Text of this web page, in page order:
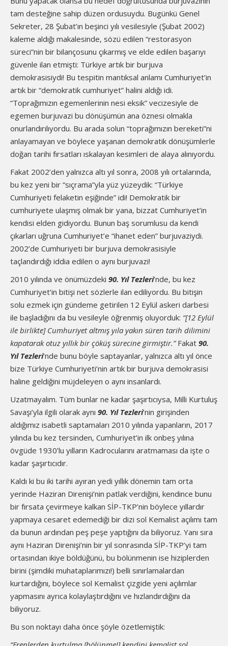
tam desteğine sahip düzen ordusuydu. Bugünkü Genel
Sekreter, 28 Şubat’ın beşinci yılı vesilesiyle (Şubat 2002)
kaleme aldığı makalesinde, sözü edilen “restorasyon
süreci”nin bir bilançosunu çıkarmış ve elde edilen başarıyı
güvenle ilan etmişti: Türkiye artık bir burjuva
demokrasisiydi! Bu tespitin mantıksal anlamı Cumhuriyet’in
artık bir “demokratik cumhuriyet” halini aldığı idi.
“Toprağımızın egemenlerinin nesi eksik” vecizesiyle de
egemen burjuvazi bu dönüşümün ana öznesi olmakla
onurlandırılıyordu. Bu arada solun “toprağımızın bereketi”ni
anlayamayan ve böylece yaşanan demokratik dönüşümlerle
doğan tarihi fırsatları ıskalayan kesimleri de alaya alınıyordu.
Fakat 2002’den yalnızca altı yıl sonra, 2008 yılı ortalarında,
bu kez yeni bir “sıçrama”yla yüz yüzeydik: “Türkiye
Cumhuriyeti felaketin eşiğinde” idi! Demokratik bir
cumhuriyete ulaşmış olmak bir yana, bizzat Cumhuriyet’in
kendisi elden gidiyordu. Bunun baş sorumlusu da kendi
çıkarları uğruna Cumhuriyet’e “ihanet eden” burjuvaziydi.
2002’de Cumhuriyeti bir burjuva demokrasisiyle
taçlandırdığı iddia edilen o aynı burjuvazi!
2010 yılında ve önümüzdeki 90. Yıl Tezleri’nde, bu kez
Cumhuriyet’in bitişi net sözlerle ilan ediliyordu. Bu bitişin
solu ezmek için gündeme getirilen 12 Eylül askeri darbesi
ile başladığını da bu vesileyle öğrenmiş oluyorduk: “[12 Eylül
ile birlikte] Cumhuriyet altmış yıla yakın süren tarih dilimini
kapatarak otuz yıllık bir çöküş sürecine girmiştir.”Fakat 90.
Yıl Tezleri’nde bunu böyle saptayanlar, yalnızca altı yıl önce
bize Türkiye Cumhuriyeti’nin artık bir burjuva demokrasisi
haline geldiğini müjdeleyen o aynı insanlardı.
Uzatmayalım. Tüm bunlar ne kadar şaşırtıcıysa, Milli Kurtuluş
Savaşı’yla ilgili olarak aynı 90. Yıl Tezleri’nin girişinden
aldığımız isabetli saptamaları 2010 yılında yapanların, 2017
yılında bu kez tersinden, Cumhuriyet’in ilk onbeş yılına
övgüde 1930’lu yılların Kadrocularını aratmaması da işte o
kadar şaşırtıcıdır.
Kaldı ki bu iki tarihi ayıran yedi yıllık dönemin tam orta
yerinde Haziran Direnişi’nin patlak verdiğini, kendince bunu
bir fırsata çevirmeye kalkan SİP-TKP’nin böylece yıllardır
yapmaya cesaret edemediği bir dizi sol Kemalist açılımı tam
da bunun ardından peş peşe yaptığını da biliyoruz. Yanı sıra
aynı Haziran Direnişi’nin bir yıl sonrasında SİP-TKP’yi tam
ortasından ikiye böldüğünü, bu bölünmenin ise hiziplerden
birini (şimdiki muhataplarımızı!) belli sınırlamalardan
kurtardığını, böylece sol Kemalist çizgide yeni açılımlar
yapmasını ayrıca kolaylaştırdığını ve hızlandırdığını da
biliyoruz.
Bu son noktayı daha önce şöyle özetlemiştik: